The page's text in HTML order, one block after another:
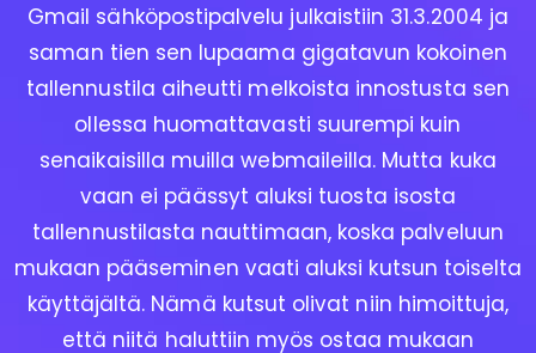
Gmail sähköpostipalvelu julkaistiin 31.3.2004 ja
saman tien sen lupaama gigatavun kokoinen
tallennustila aiheutti melkoista innostusta sen
ollessa huomattavasti suurempi kuin
senaikaisilla muilla webmaileilla. Mutta kuka
vaan ei päässyt aluksi tuosta isosta
tallennustilasta nauttimaan, koska palveluun
mukaan pääseminen vaati aluksi kutsun toiselta
käyttäjältä. Nämä kutsut olivat niin himoittuja,
että niitä haluttiin myös ostaa mukaan